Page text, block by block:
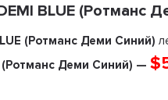
BLUE (Ротманс
(Ротманс Деми Синий)
(Ротманс Деми Синий) —